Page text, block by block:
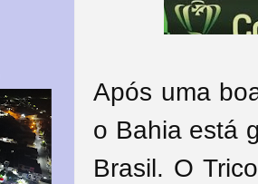
Após uma
o Bahia está
Brasil. O